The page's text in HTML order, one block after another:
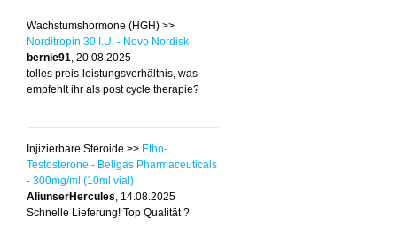
Wachstumshormone (HGH) >>
Norditropin 30 I.U. - Novo Nordisk
bernie91, 20.08.2025
tolles preis-leistungsverhältnis, was
empfehlt ihr als post cycle therapie?
Injizierbare Steroide >> Etho-
Testosterone - Beligas Pharmaceuticals
- 300mg/ml (10ml vial)
AliunserHercules, 14.08.2025
Schnelle Lieferung! Top Qualität ?